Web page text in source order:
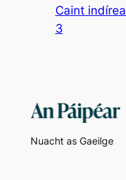
Caint
3
Nuacht as Gaeilge